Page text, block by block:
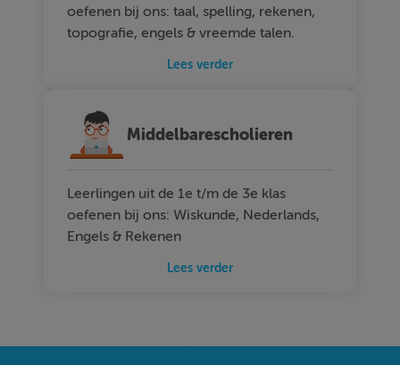
oefenen bij ons: taal, spelling, rekenen,
topografie, engels & vreemde talen.
Lees verder
Middelbarescholieren
Leerlingen uit de 1e t/m de 3e klas
oefenen bij ons: Wiskunde, Nederlands,
Engels & Rekenen
Lees verder